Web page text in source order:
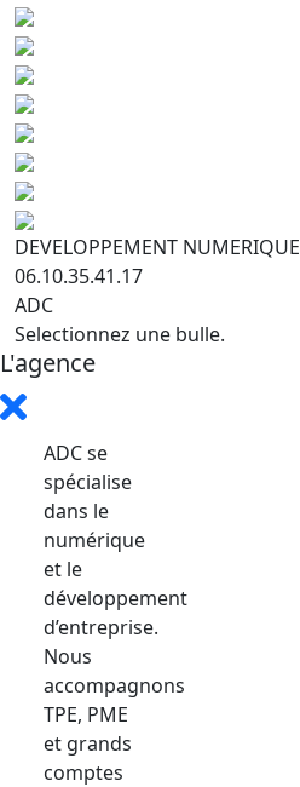
DEVELOPPEMENT NUMERIQUE
06.10.35.41.17
ADC
Selectionnez une bulle.
L'agence
ADC se
spécialise
dans le
numérique
et le
développement
d’entreprise.
Nous
accompagnons
TPE, PME
et grands
comptes